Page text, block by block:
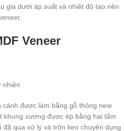
gia dưới áp suất và nhiệt độ tạo nên
Veneer
nhiên
cánh được làm bằng gỗ thông new
khung xương được ép bằng hai tấm
đã qua xử lý và trộn keo chuyên dụng